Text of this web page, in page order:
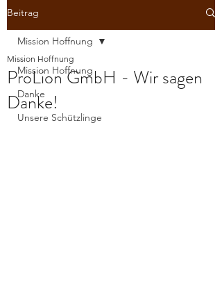
Beitrag
Mission Hoffnung
Danke
Unsere Schützlinge
Mission Hoffnung
ProLion GmbH - Wir sagen
Danke!
Mission Hoffnung